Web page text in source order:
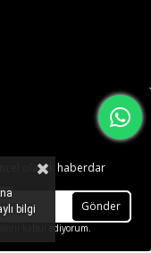
olarak haberdar
Gönder
kabul ediyorum.
bilgi